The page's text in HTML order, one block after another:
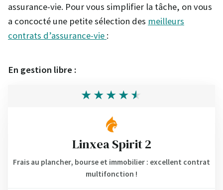
assurance-vie. Pour vous simplifier la tâche, on vous
a concocté une petite sélection des meilleurs
contrats d’assurance-vie :
En gestion libre :
Linxea Spirit 2
Frais au plancher, bourse et immobilier : excellent contrat
multifonction !